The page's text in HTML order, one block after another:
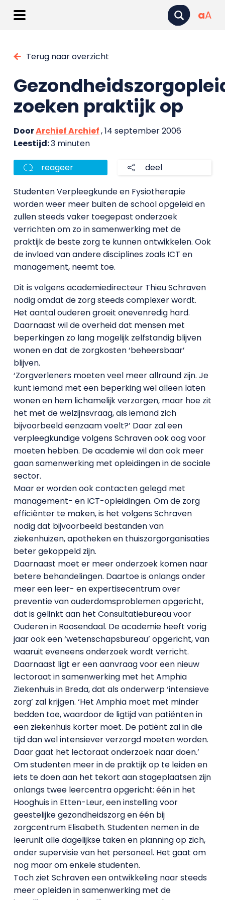
aA
Terug naar overzicht
zoeken praktijk op
DoorArchief Archief, 14 september 2006
Leestijd:3 minuten
reageer deel
Studenten Verpleegkunde en Fysiotherapie
worden weer meer buiten de school opgeleid en
zullen steeds vaker toegepast onderzoek
verrichten om zo in samenwerking met de
praktijk de beste zorg te kunnen ontwikkelen. Ook
de invloed van andere disciplines zoals ICT en
management, neemt toe.
Dit is volgens academiedirecteur Thieu Schraven
nodig omdat de zorg steeds complexer wordt.
Het aantal ouderen groeit onevenredig hard.
Daarnaast wil de overheid dat mensen met
beperkingen zo lang mogelijk zelfstandig blijven
wonen en dat de zorgkosten ‘beheersbaar’
blijven.
‘Zorgverleners moeten veel meer allround zijn. Je
kunt iemand met een beperking wel alleen laten
wonen en hem lichamelijk verzorgen, maar hoe zit
het met de welzijnsvraag, als iemand zich
bijvoorbeeld eenzaam voelt?’ Daar zal een
verpleegkundige volgens Schraven ook oog voor
moeten hebben. De academie wil dan ook meer
gaan samenwerking met opleidingen in de sociale
sector.
Maar er worden ook contacten gelegd met
management- en ICT-opleidingen. Om de zorg
efficiënter te maken, is het volgens Schraven
nodig dat bijvoorbeeld bestanden van
ziekenhuizen, apotheken en thuiszorgorganisaties
beter gekoppeld zijn.
Daarnaast moet er meer onderzoek komen naar
betere behandelingen. Daartoe is onlangs onder
meer een leer- en expertisecentrum over
preventie van ouderdomsproblemen opgericht,
dat is gelinkt aan het Consultatiebureau voor
Ouderen in Roosendaal. De academie heeft vorig
jaar ook een ‘wetenschapsbureau’ opgericht, van
waaruit eveneens onderzoek wordt verricht.
Daarnaast ligt er een aanvraag voor een nieuw
lectoraat in samenwerking met het Amphia
Ziekenhuis in Breda, dat als onderwerp ‘intensieve
zorg’ zal krijgen. ‘Het Amphia moet met minder
bedden toe, waardoor de ligtijd van patiënten in
een ziekenhuis korter moet. De patiënt zal in die
tijd dan wel intensiever verzorgd moeten worden.
Daar gaat het lectoraat onderzoek naar doen.’
Om studenten meer in de praktijk op te leiden en
iets te doen aan het tekort aan stageplaatsen zijn
onlangs twee leercentra opgericht: één in het
Hooghuis in Etten-Leur, een instelling voor
geestelijke gezondheidszorg en één bij
zorgcentrum Elisabeth. Studenten nemen in de
leerunit alle dagelijkse taken en planning op zich,
onder supervisie van het personeel. Het gaat om
nog maar om enkele studenten.
Toch ziet Schraven een ontwikkeling naar steeds
meer opleiden in samenwerking met de